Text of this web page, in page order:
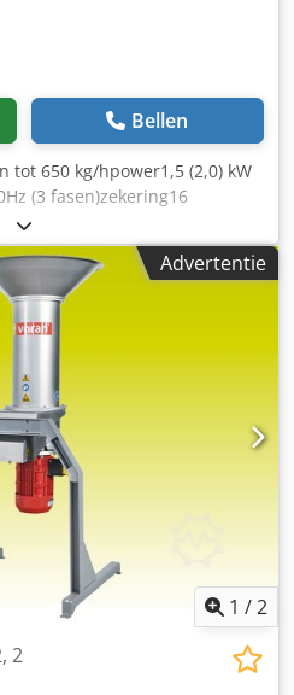
Bellen
tot 650 kg/hpower1,5 (2,0) kW
(3 fasen)zekering16
mm hoogte890 mm
mm insteek- resp.
(zonder / met
/ AISI
mm geschikt voor een maai-
mm van de levering. Codpob I
Advertentie
1 /2
2